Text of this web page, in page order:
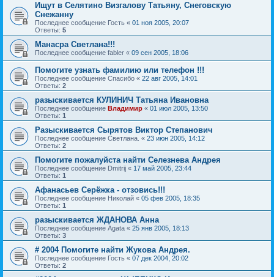
Ищут в Селятино Визгалову Татьяну, Снеговскую
Снежанну
Последнее сообщение Гость « 01 ноя 2005, 20:07
Ответы: 5
Манасра Светлана!!!
Последнее сообщение fabler « 09 сен 2005, 18:06
Помогите узнать фамилию или телефон !!!
Последнее сообщение Спасибо « 22 авг 2005, 14:01
Ответы: 2
разыскивается КУЛИНИЧ Татьяна Ивановна
Последнее сообщение Владимир « 01 июл 2005, 13:50
Ответы: 1
Разыскивается Сырятов Виктор Степанович
Последнее сообщение Светлана. « 23 июн 2005, 14:12
Ответы: 2
Помогите пожалуйста найти Селезнева Андрея
Последнее сообщение Dmitrij « 17 май 2005, 23:44
Ответы: 1
Афанасьев Серёжка - отзовись!!!
Последнее сообщение Николай « 05 фев 2005, 18:35
Ответы: 1
разыскивается ЖДАНОВА Анна
Последнее сообщение Agata « 25 янв 2005, 18:13
Ответы: 3
# 2004 Помогите найти Жукова Андрея.
Последнее сообщение Гость « 07 дек 2004, 20:02
Ответы: 2